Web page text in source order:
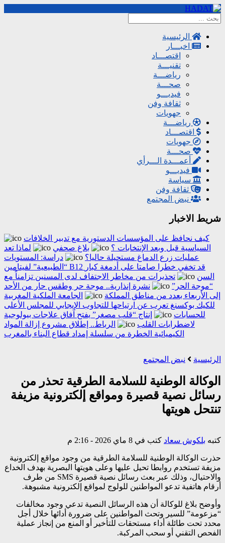
الرئيسية
اخبـــار
اقتصـــاد
تقنيـــة
رياضـــة
صحـــة
فيديـــو
ثقافة وفن
جهويات
رياضـــة
اقتصـــاد
جهويات
صحـــة
أعمـــدة الـــرأي
فيديـــو
سياسة
ثقافة وفن
نبض المجتمع
شريط الاخبار
كيف نحافظ على المؤسسات الدستورية مع تدبير الخلافات
السياسية قبل وبعد الإنتخابات ؟
بلاغ صحفي
لماذا تعد
عمليات زرع الدماغ مستحيلة حاليا؟
دراسة: المستويات
“الطبيعية” لفيتامين B12 قد تخفي خطرا صامتا على أدمغة كبار
السن
تحذيرات من مخاطر الاجتفاف لدى المسنين تزامناً مع
“موجة الحر”
نشرة إنذارية.. موجة حر وطقس حار من الأحد
إلى الأربعاء بعدد من مناطق المملكة
الجامعة الملكية المغربية
للكيك بوكسنغ تعرب عن ارتياحها للتجاوب الإيجابي للمجلس الأعلى
للحسابات
إنتاج “قلب مصغر” يفتح آفاق علاجات بيولوجية
لاضطرابات القلب
الرباط.. إطلاق مشروع إزالة المواد
الكيميائية الخطرة من سلسلة إمداد قطاع البناء بالمغرب
الرئيسية نبض المجتمع
الوكالة الوطنية للسلامة الطرقية تحذر من
رسائل نصية قصيرة ومواقع إلكترونية مزيفة
تنتحل هويتها
كتبه بلكوش سعاد كتب في 8 ماي 2026 - 2:16 م
حذرت الوكالة الوطنية للسلامة الطرقية من وجود مواقع إلكترونية
مزيفة تستخدم روابطا تحيل عليها وعلى هويتها البصرية بهدف الخداع
والاحتيال، وذلك عبر بعث رسائل نصية قصيرة SMS من طرف
أرقام هاتفية تدعو المواطنين للولوج لمواقع إلكترونية مشبوهة.
وأوضح بلاغ للوكالة أن هذه الرسائل النصية تدعي وجود مخالفات
“مزعومة” للسير وتحث المواطنين على ضرورة أدائها خلال أجل
محدد تحت طائلة أداء مستحقات للتأخير أو المنع من إنجاز عملية
الفحص التقني أو سحب المركبة.